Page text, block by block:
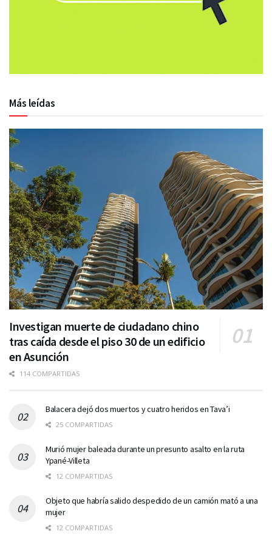
Más leídas
Investigan muerte de ciudadano chino
tras caída desde el piso 30 de un edificio
en Asunción
114 COMPARTIDAS
Balacera dejó dos muertos y cuatro heridos en Tava’i
25 COMPARTIDAS
Murió mujer baleada durante un presunto asalto en la ruta
Ypané-Villeta
12 COMPARTIDAS
Objeto que habría salido despedido de un camión mató a una
mujer
12 COMPARTIDAS